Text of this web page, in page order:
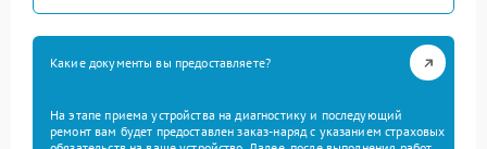
Какие документы вы предоставляете?
На этапе приема устройства на диагностику и последующий
ремонт вам будет предоставлен заказ-наряд с указанием страховых